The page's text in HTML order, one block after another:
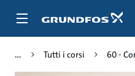
Tutti i corsi 60 -